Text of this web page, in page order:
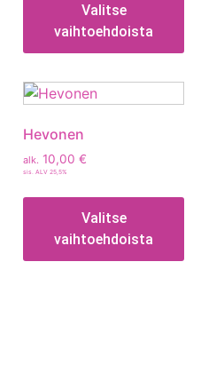
Valitse
vaihtoehdoista
Hevonen
alk. 10,00 €
sis. ALV 25,5%
Valitse
vaihtoehdoista